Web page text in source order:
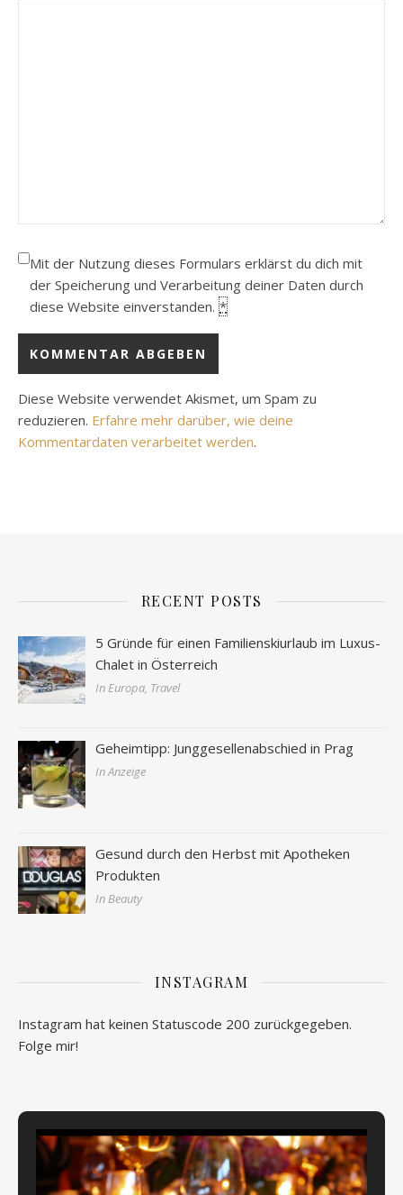
Mit der Nutzung dieses Formulars erklärst du dich mit
der Speicherung und Verarbeitung deiner Daten durch
diese Website einverstanden. *
Diese Website verwendet Akismet, um Spam zu
reduzieren. Erfahre mehr darüber, wie deine
Kommentardaten verarbeitet werden.
RECENT POSTS
5 Gründe für einen Familienskiurlaub im Luxus-
Chalet in Österreich
In Europa, Travel
Geheimtipp: Junggesellenabschied in Prag
In Anzeige
Gesund durch den Herbst mit Apotheken
Produkten
In Beauty
INSTAGRAM
Instagram hat keinen Statuscode 200 zurückgegeben.
Folge mir!